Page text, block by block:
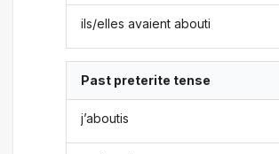
ils/elles avaient abouti
Past preterite tense
j’aboutis